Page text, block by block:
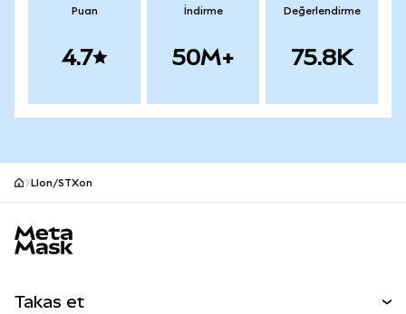
Puan
4.7
İndirme
50M+
Değerlendirme
75.8K
LIon/STXon
Takas et